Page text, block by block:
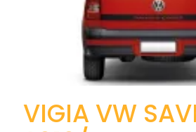
VIGIA VW